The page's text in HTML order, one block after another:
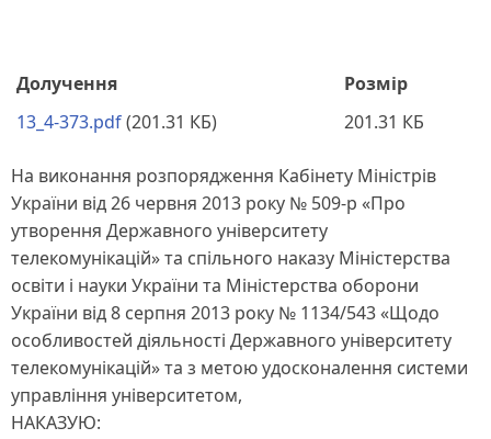
Долучення
Розмір
13_4-373.pdf(201.31 КБ) 201.31 КБ
На виконання розпорядження Кабінету Міністрів
України від 26 червня 2013 року № 509-р «Про
утворення Державного університету
телекомунікацій» та спільного наказу Міністерства
освіти і науки України та Міністерства оборони
України від 8 серпня 2013 року № 1134/543 «Щодо
особливостей діяльності Державного університету
телекомунікацій» та з метою удосконалення системи
управління університетом,
НАКАЗУЮ: